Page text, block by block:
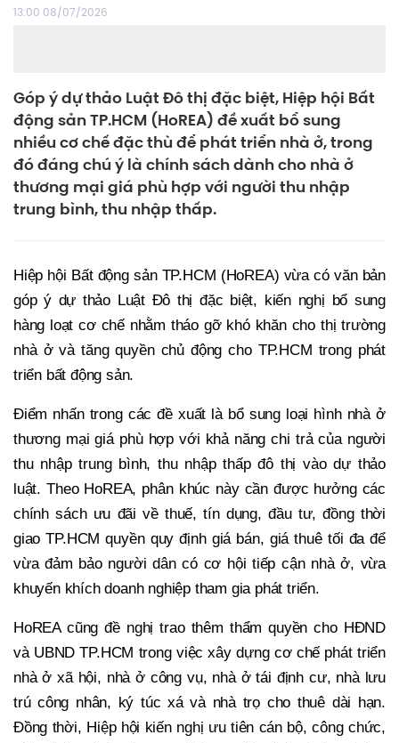
13:00 08/07/2026
Góp ý dự thảo Luật Đô thị đặc biệt, Hiệp hội Bất
động sản TP.HCM (HoREA) đề xuất bổ sung
nhiều cơ chế đặc thù để phát triển nhà ở, trong
đó đáng chú ý là chính sách dành cho nhà ở
thương mại giá phù hợp với người thu nhập
trung bình, thu nhập thấp.
Hiệp hội Bất động sản TP.HCM (HoREA) vừa có văn bản
góp ý dự thảo Luật Đô thị đặc biệt, kiến nghị bổ sung
hàng loạt cơ chế nhằm tháo gỡ khó khăn cho thị trường
nhà ở và tăng quyền chủ động cho TP.HCM trong phát
triển bất động sản.
Điểm nhấn trong các đề xuất là bổ sung loại hình nhà ở
thương mại giá phù hợp với khả năng chi trả của người
thu nhập trung bình, thu nhập thấp đô thị vào dự thảo
luật. Theo HoREA, phân khúc này cần được hưởng các
chính sách ưu đãi về thuế, tín dụng, đầu tư, đồng thời
giao TP.HCM quyền quy định giá bán, giá thuê tối đa để
vừa đảm bảo người dân có cơ hội tiếp cận nhà ở, vừa
khuyến khích doanh nghiệp tham gia phát triển.
HoREA cũng đề nghị trao thêm thẩm quyền cho HĐND
và UBND TP.HCM trong việc xây dựng cơ chế phát triển
nhà ở xã hội, nhà ở công vụ, nhà ở tái định cư, nhà lưu
trú công nhân, ký túc xá và nhà trọ cho thuê dài hạn.
Đồng thời, Hiệp hội kiến nghị ưu tiên cán bộ, công chức,